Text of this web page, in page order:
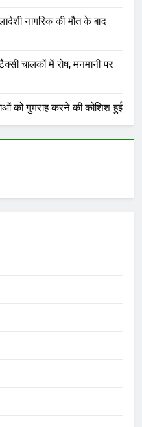
नागरिक की मौत के बाद
चालकों में रोष, मनमानी पर
को गुमराह करने की कोशिश हुई